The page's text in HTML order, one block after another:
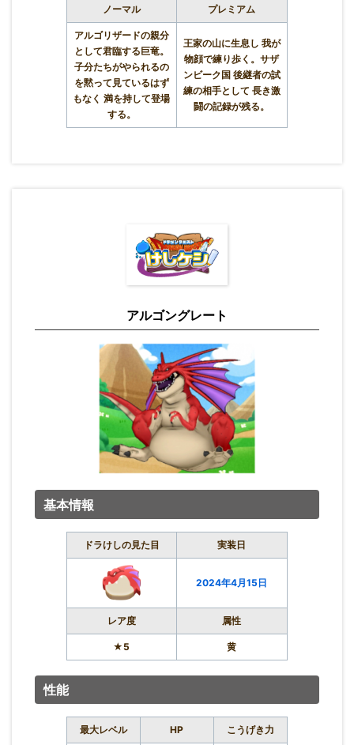
ノーマル プレミアム
アルゴリザードの親分
として君臨する巨竜。
子分たちがやられるの
を黙って見ているはず
もなく 満を持して登場
する。
王家の山に生息し 我が
物顔で練り歩く。サザ
ンビーク国 後継者の試
練の相手として 長き激
闘の記録が残る。
アルゴングレート
基本情報
ドラけしの見た目 実装日
2024年4月15日
レア度 属性
★5 黄
性能
最大レベル HP こうげき力